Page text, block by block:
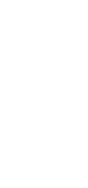
קבוצת הנתונים הזו הוחלפה